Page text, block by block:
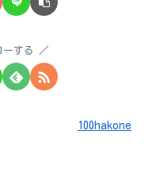
ーする
100hakone